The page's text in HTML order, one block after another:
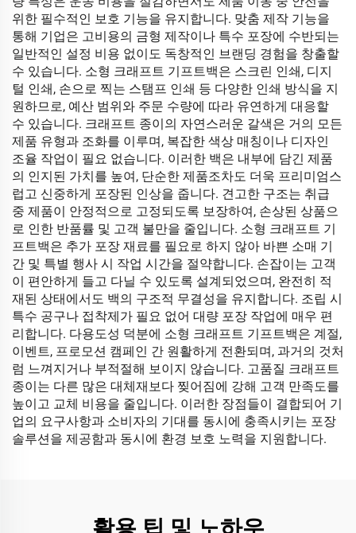
위한 필수적인 보호 기능을 유지합니다. 맞춤 제작 기능을
통해 기업은 고비용의 금형 제작이나 특수 포장에 수반되는
일반적인 설정 비용 없이도 독창적인 브랜딩 경험을 창출할
수 있습니다. 소형 크래프트 기프트백은 스크린 인쇄, 디지
털 인쇄, 손으로 찍는 스탬프 인쇄 등 다양한 인쇄 방식을 지
원하므로, 예산 범위와 주문 수량에 따라 유연하게 대응할
수 있습니다. 크래프트 종이의 자연스러운 갈색은 거의 모든
제품 유형과 조화를 이루며, 복잡한 색상 매칭이나 디자인
조율 작업이 필요 없습니다. 이러한 백은 내부에 담긴 제품
의 인지된 가치를 높여, 단순한 제품조차도 더욱 프리미엄스
럽고 신중하게 포장된 인상을 줍니다. 견고한 구조는 취급
중 제품이 안정적으로 고정되도록 보장하여, 손상된 상품으
로 인한 반품률 및 고객 불만을 줄입니다. 소형 크래프트 기
프트백은 추가 포장 재료를 필요로 하지 않아 바쁜 소매 기
간 및 특별 행사 시 작업 시간을 절약합니다. 손잡이는 고객
이 편안하게 들고 다닐 수 있도록 설계되었으며, 완전히 적
재된 상태에서도 백의 구조적 무결성을 유지합니다. 조립 시
특수 공구나 접착제가 필요 없어 대량 포장 작업에 매우 편
리합니다. 다용도성 덕분에 소형 크래프트 기프트백은 계절,
이벤트, 프로모션 캠페인 간 원활하게 전환되며, 과거의 것처
럼 느껴지거나 부적절해 보이지 않습니다. 고품질 크래프트
종이는 다른 많은 대체재보다 찢어짐에 강해 고객 만족도를
높이고 교체 비용을 줄입니다. 이러한 장점들이 결합되어 기
업의 요구사항과 소비자의 기대를 동시에 충족시키는 포장
솔루션을 제공함과 동시에 환경 보호 노력을 지원합니다.